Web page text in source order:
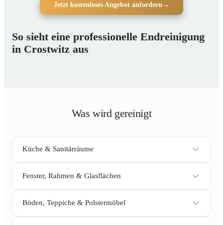
Jetzt kostenloses Angebot anfordern →
So sieht eine professionelle Endreinigung
in Crostwitz aus
Was wird gereinigt
Küche & Sanitärräume
Fenster, Rahmen & Glasflächen
Böden, Teppiche & Polstermöbel